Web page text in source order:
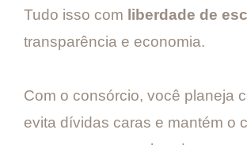
Tudo isso com liberdade de
transparência e economia.
Com o consórcio, você planeja
evita dívidas caras e mantém o